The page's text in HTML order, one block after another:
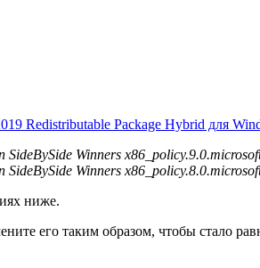
Redistributable Package Hybrid для
Winners
Winners
ниже.
его таким образом, чтобы стало